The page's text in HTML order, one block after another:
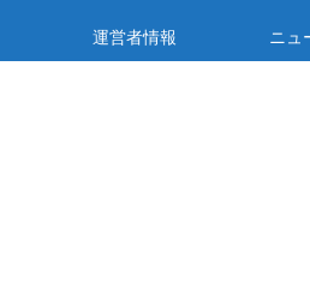
運営者情報 ニュ